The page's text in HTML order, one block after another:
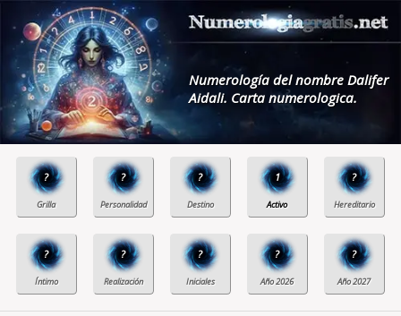
Numerología del nombre Dalifer
Aidali. Carta numerologica.
? ? ? 1 ?
? ? ? ? ?